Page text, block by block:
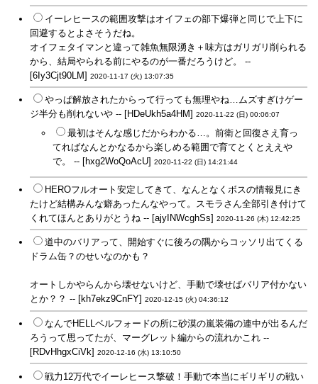
イーレヒースの範囲攻撃はオイフェの部下爆弾と同じで上下に
回避するとよさそうだね。
オイフェタイマンと違って雑魚無限湧き＋味方はガリガリ削られる
から、結局やられる前にやるのが一番だろうけど。 --
[6Iy3Cjt90LM] 2020-11-17 (火) 13:07:35
やっぱ解放されたからって行っても無理やね…ムズすぎけゲー
ジ半分も削れないや -- [HDeUkh5a4HM] 2020-11-22 (日) 00:06:07
最初はそんな感じだからわかる…。前衛と回復さえ育っ
てればなんとかなるから楽しめる範囲で育てとくとええや
で。 -- [hxg2WoQoAcU] 2020-11-22 (日) 14:21:44
HEROフルオート安定してきて、なんとなくボスの情報見にき
たけど結構みんな癖あったんなやって。スモラさん全部引き付けて
くれてほんとありがとうね -- [ajyINWcghSs] 2020-11-26 (木) 12:42:25
道中のバリアって、開始すぐに後ろの隅からコッソリ出てくる
ドラム缶？のせいなのかも？
オートしかやらんから壊せないけど、手動で壊せばバリア付かない
とか？？ -- [kh7ekz9CnFY] 2020-12-15 (火) 04:36:12
なんでHELLベルフォードの所に砂漠の嵐装備の連中が出るんだ
ろうって思ってたが、マーグレット編からの流れかこれ --
[RDvHhgxCiVk] 2020-12-16 (水) 13:10:50
戦力12万代でイーレヒース撃破！手動で本当にギリギリの戦い